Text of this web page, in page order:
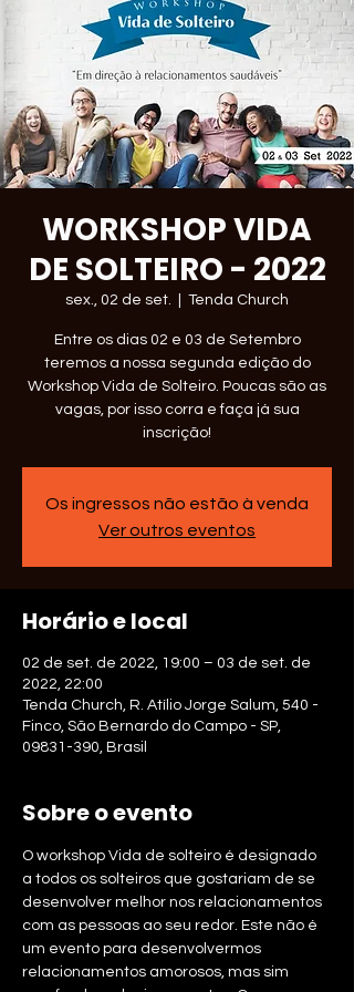
WORKSHOP VIDA
DE SOLTEIRO - 2022
sex., 02 de set. Tenda Church
Entre os dias 02 e 03 de Setembro
teremos a nossa segunda edição do
Workshop Vida de Solteiro. Poucas são as
vagas, por isso corra e faça já sua
inscrição!
Os ingressos não estão à venda
Ver outros eventos
Horário e local
02 de set. de 2022, 19:00 – 03 de set. de
2022, 22:00
Tenda Church, R. Atílio Jorge Salum, 540 -
Finco, São Bernardo do Campo - SP,
09831-390, Brasil
Sobre o evento
O workshop Vida de solteiro é designado
a todos os solteiros que gostariam de se
desenvolver melhor nos relacionamentos
com as pessoas ao seu redor. Este não é
um evento para desenvolvermos
relacionamentos amorosos, mas sim